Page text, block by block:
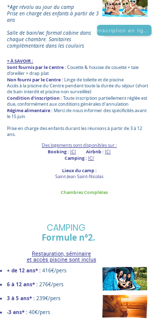
*Age révolu au jour du camp
Prise en charge des enfants à partir de 3
ans
Salle de bain/wc format cabine dans
chaque chambre. Sanitaires
complémentaire dans les couloirs
+ À SAVOIR :
Sont fournis par le Centre : Couette & housse de couette + taie
d'oreiller + drap plat
Non fourni par le Centre : Linge de toilette et de piscine
Accès à la piscine du Centre pendant toute la durée du séjour (short
de bain interdit et piscine non surveillée)​
Condition d'inscription : Toute inscription partiellement réglée est
due, conformément aux conditions générales d'annulation
Régime alimentaire : Merci de nous informer des spécificités avant
le 15 juin
Prise en charge des enfants durant les réunions à partir de 3 à 12
ans.
Des logements sont disponibles sur :
Booking : ICI Airbnb : ICI
Camping : ICI
Lieux du camp :
Saint-Jean Saint-Nicolas
Chambres Complètes
CAMPING
Restauration, séminaire
et accès piscine sont inclus
+ de 12 ans* : 416€/pers
6 à 12 ans* : 276€/pers
3 à 5 ans* : 239€/pers
-3 ans* : 40€/pers
Formule n°2.